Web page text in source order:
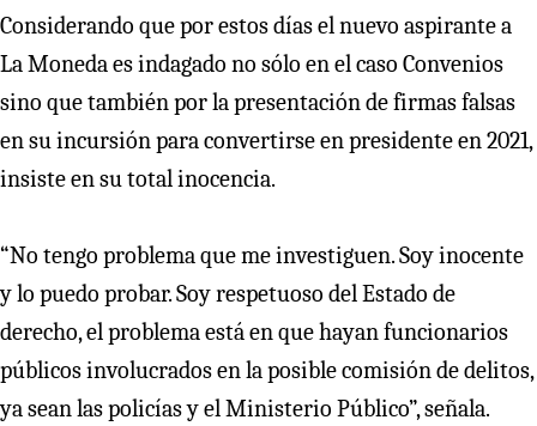
Considerando que por estos días el nuevo aspirante a
La Moneda es indagado no sólo en el caso Convenios
sino que también por la presentación de firmas falsas
en su incursión para convertirse en presidente en 2021,
insiste en su total inocencia.
“No tengo problema que me investiguen. Soy inocente
y lo puedo probar. Soy respetuoso del Estado de
derecho, el problema está en que hayan funcionarios
públicos involucrados en la posible comisión de delitos,
ya sean las policías y el Ministerio Público”, señala.